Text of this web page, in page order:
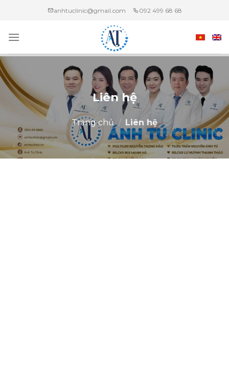
nội
dung
anhtuclinic@gmail.com 092 499 68 68
Liên hệ
Trang chủ / Liên hệ